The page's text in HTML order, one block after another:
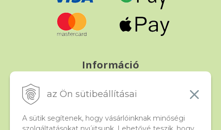
az Ön sütibeállításai
A sütik segítenek, hogy vásárlóinknak minőségi
Információ
Panasz, árucsere és visszáru